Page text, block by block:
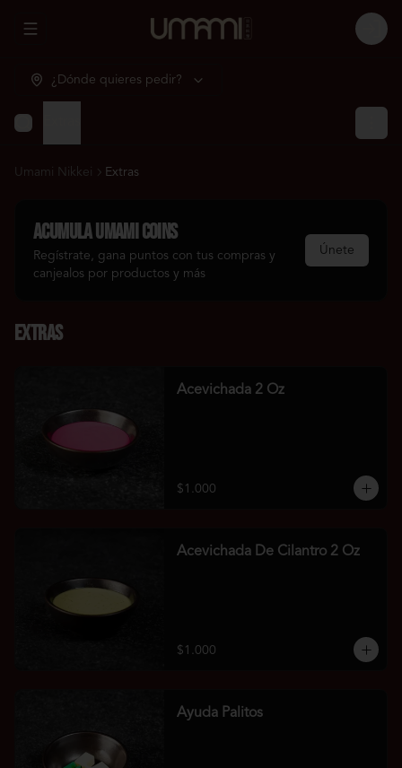
Abrir menu de navegación Login
¿Dónde quieres pedir?
Umami Nikkei Extras
AcumulaUmami Coins
Regístrate, gana puntos con tus compras y
canjealos por productos y más
Únete
Extras
Acevichada 2 Oz
$1.000
Acevichada De Cilantro 2 Oz
$1.000
Ayuda Palitos